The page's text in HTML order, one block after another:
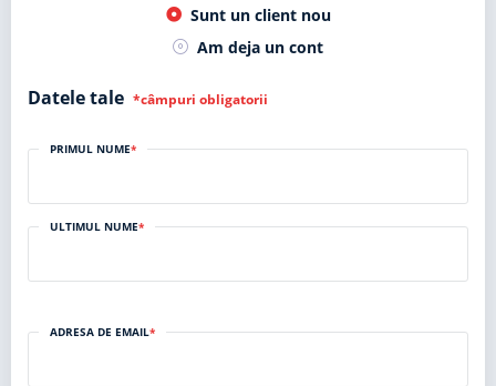
Sunt un client nou
Am deja un cont
Datele tale *câmpuri obligatorii
PRIMUL NUME*
ULTIMUL NUME*
ADRESA DE EMAIL*